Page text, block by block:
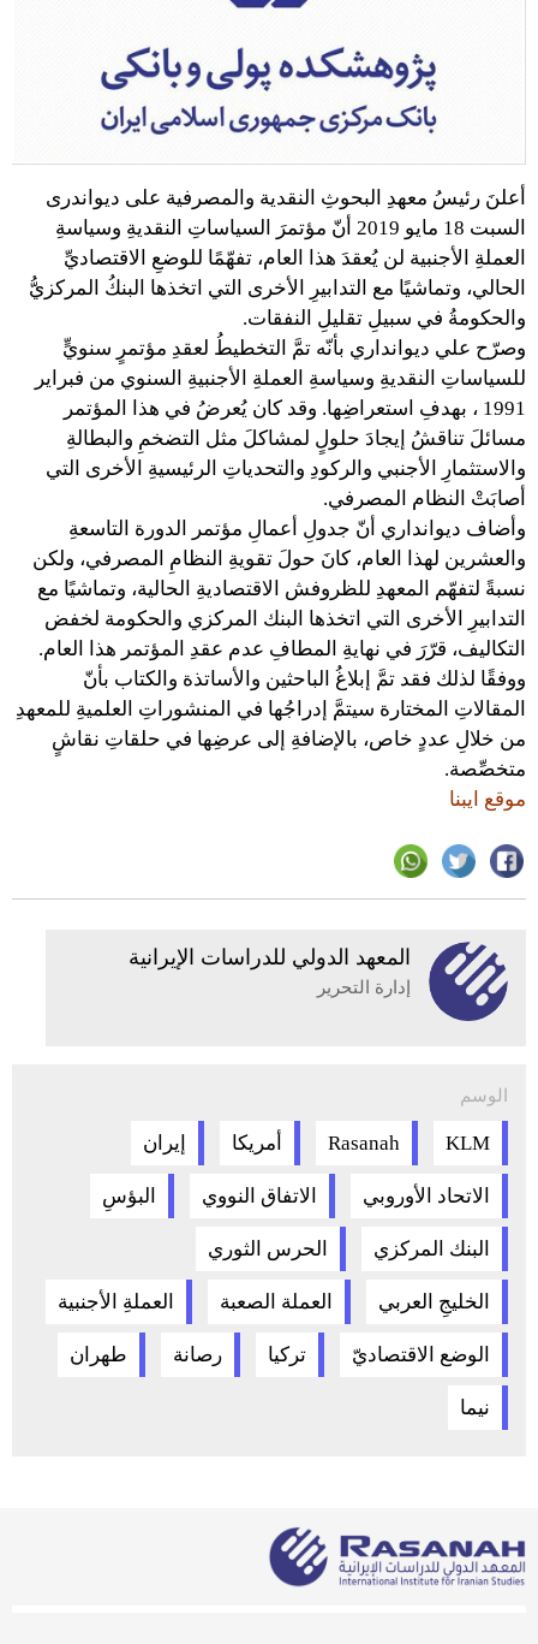
أعلنَ رئيسُ معهدِ البحوثِ النقدية والمصرفية علی دیواندری
السبت 18 مايو 2019 أنّ مؤتمرَ السياساتِ النقديةِ وسياسةِ
العملةِ الأجنبية لن يُعقدَ هذا العام، تفهّمًا للوضعِ الاقتصاديِّ
الحالي، وتماشيًا مع التدابيرِ الأخرى التي اتخذها البنكُ المركزيُّ
والحكومةُ في سبيلِ تقليلِ النفقات.
وصرّح علي ديوانداري بأنّه تمَّ التخطيطُ لعقدِ مؤتمرٍ سنويٍّ
للسياساتِ النقديةِ وسياسةِ العملةِ الأجنبيةِ السنوي من فبراير
1991 ، بهدفِ استعراضِها. وقد كان يُعرضُ في هذا المؤتمر
مسائلَ تناقشُ إيجادَ حلولٍ لمشاكلَ مثل التضخمِ والبطالةِ
والاستثمارِ الأجنبي والركودِ والتحدياتِ الرئيسيةِ الأخرى التي
أصابَتْ النظام المصرفي.
وأضاف ديوانداري أنّ جدولِ أعمالِ مؤتمر الدورة التاسعةِ
والعشرين لهذا العام، كانَ حولَ تقويةِ النظامِ المصرفي، ولكن
نسبةً لتفهّم المعهدِ للظروفش الاقتصاديةِ الحالية، وتماشيًا مع
التدابيرِ الأخرى التي اتخذها البنك المركزي والحكومة لخفض
التكاليف، قرّرَ في نهايةِ المطافِ عدم عقدِ المؤتمر هذا العام.
ووفقًا لذلك فقد تمَّ إبلاغُ الباحثين والأساتذة والكتاب بأنّ
المقالاتِ المختارة سيتمَّ إدراجُها في المنشوراتِ العلميةِ للمعهدِ
من خلالِ عددٍ خاص، بالإضافةِ إلى عرضِها في حلقاتِ نقاشٍ
متخصِّصة.
موقع ايبنا
المعهد الدولي للدراسات الإيرانية
إدارة التحرير
الوسم
KLM
Rasanah أمريكا إيران
الاتحاد الأوروبي الاتفاق النووي البؤسِ
البنك المركزي الحرس الثوري
الخليجِ العربي العملة الصعبة العملةِ الأجنبية
الوضع الاقتصاديّ تركيا رصانة طهران
نيما